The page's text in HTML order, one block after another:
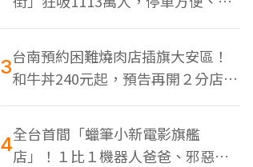
色美食多
3台南預約困難燒肉店插旗大安區！
和牛丼240元起，預告再開２分店、
地點曝光
4全台首間「蠟筆小新電影旗艦
店」！１比１機器人爸爸、邪惡正